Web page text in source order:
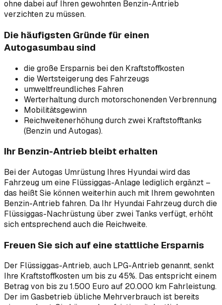
ohne dabei auf Ihren gewohnten Benzin-Antrieb
verzichten zu müssen.
Die häufigsten Gründe für einen
Autogasumbau sind
die große Ersparnis bei den Kraftstoffkosten
die Wertsteigerung des Fahrzeugs
umweltfreundliches Fahren
Werterhaltung durch motorschonenden Verbrennung
Mobilitätsgewinn
Reichweitenerhöhung durch zwei Kraftstofftanks
(Benzin und Autogas).
Ihr Benzin-Antrieb bleibt erhalten
Bei der Autogas Umrüstung Ihres Hyundai wird das
Fahrzeug um eine Flüssiggas-Anlage lediglich ergänzt –
das heißt Sie können weiterhin auch mit Ihrem gewohnten
Benzin-Antrieb fahren. Da Ihr Hyundai Fahrzeug durch die
Flüssiggas-Nachrüstung über zwei Tanks verfügt, erhöht
sich entsprechend auch die Reichweite.
Freuen Sie sich auf eine stattliche Ersparnis
Der Flüssiggas-Antrieb, auch LPG-Antrieb genannt, senkt
Ihre Kraftstoffkosten um bis zu 45%. Das entspricht einem
Betrag von bis zu 1.500 Euro auf 20.000 km Fahrleistung.
Der im Gasbetrieb übliche Mehrverbrauch ist bereits